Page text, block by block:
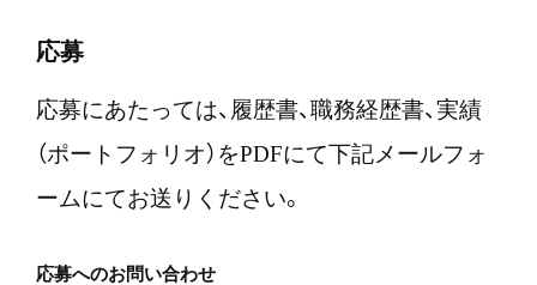
応募
応募にあたっては、履歴書、職務経歴書、実績
（ポートフォリオ）をPDFにて下記メールフォ
ームにてお送りください。
応募へのお問い合わせ